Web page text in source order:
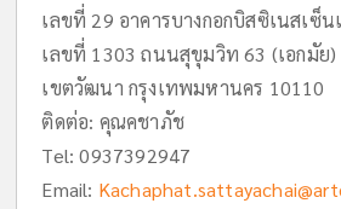
เลขที่ 29 อาคารบางกอกบิสซิเนสเซ็
เลขที่ 1303 ถนนสุขุมวิท 63 (เอกมัย
เขตวัฒนา กรุงเทพมหานคร 10110
ติดต่อ: คุณคชาภัช
Tel:0937392947
Email: